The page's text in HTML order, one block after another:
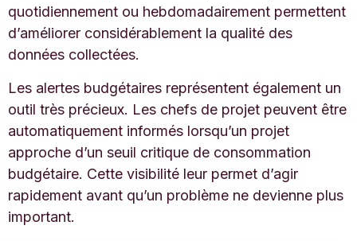
quotidiennement ou hebdomadairement permettent
d’améliorer considérablement la qualité des
données collectées.
Les alertes budgétaires représentent également un
outil très précieux. Les chefs de projet peuvent être
automatiquement informés lorsqu’un projet
approche d’un seuil critique de consommation
budgétaire. Cette visibilité leur permet d’agir
rapidement avant qu’un problème ne devienne plus
important.